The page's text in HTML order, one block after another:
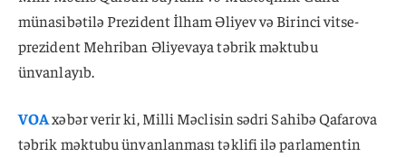
münasibətilə Prezident İlham Əliyev və Birinci vitse-
prezident Mehriban Əliyevaya təbrik məktubu
ünvanlayıb.
VOAxəbər verir ki, Milli Məclisin sədri Sahibə Qafarova
təbrik məktubu ünvanlanması təklifi ilə parlamentin